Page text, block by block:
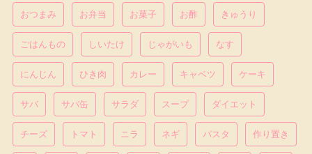
おつまみ お弁当 お菓子 お酢 きゅうり
ごはんもの しいたけ じゃがいも なす
にんじん ひき肉 カレー キャベツ ケーキ
サバ サバ缶 サラダ スープ ダイエット
チーズ トマト ニラ ネギ パスタ 作り置き